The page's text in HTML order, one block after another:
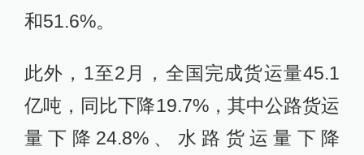
和51.6%。
此外，1至2月，全国完成货运量45.1
亿吨，同比下降19.7%，其中公路货运
量下降24.8%、水路货运量下降